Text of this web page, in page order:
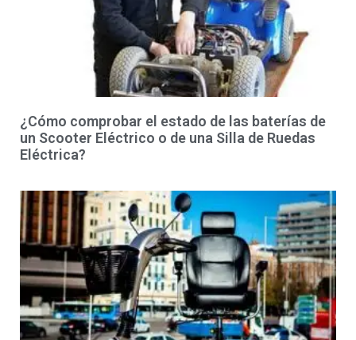
¿Cómo comprobar el estado de las baterías de
un Scooter Eléctrico o de una Silla de Ruedas
Eléctrica?